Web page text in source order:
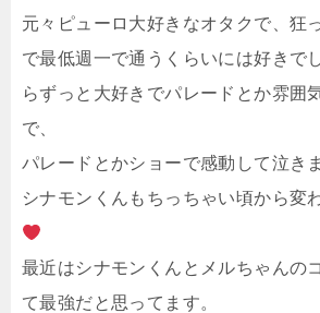
元々ピューロ大好きなオタクで、狂
で最低週一で通うくらいには好き
らずっと大好きでパレードとか雰囲
で、
パレードとかショーで感動して泣き
シナモンくんもちっちゃい頃から変
最近はシナモンくんとメルちゃんの
て最強だと思ってます。